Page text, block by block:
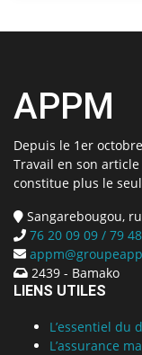
APPM
Depuis le 1er
Travail en son
constitue plus le seul
Sangarebougou,
76 20 09 09 / 79
2439 - Bamako
LIENS UTILES
L’essentiel du
L’assurance